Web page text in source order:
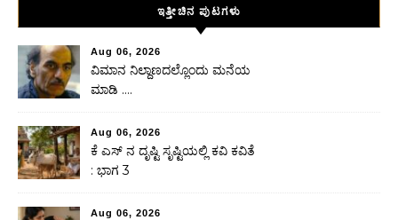
ಇತ್ತೀಚಿನ ಪುಟಗಳು
Aug 06, 2026
ವಿಮಾನ ನಿಲ್ದಾಣದಲ್ಲೊಂದು ಮನೆಯ
ಮಾಡಿ ….
Aug 06, 2026
ಕೆ ಎಸ್ ನ ದೃಷ್ಟಿ ಸೃಷ್ಟಿಯಲ್ಲಿ ಕವಿ ಕವಿತೆ
: ಭಾಗ 3
Aug 06, 2026